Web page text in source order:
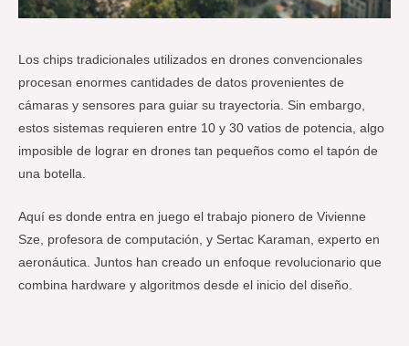
Los chips tradicionales utilizados en drones convencionales
procesan enormes cantidades de datos provenientes de
cámaras y sensores para guiar su trayectoria. Sin embargo,
estos sistemas requieren entre 10 y 30 vatios de potencia, algo
imposible de lograr en drones tan pequeños como el tapón de
una botella.
Aquí es donde entra en juego el trabajo pionero de Vivienne
Sze, profesora de computación, y Sertac Karaman, experto en
aeronáutica. Juntos han creado un enfoque revolucionario que
combina hardware y algoritmos desde el inicio del diseño.